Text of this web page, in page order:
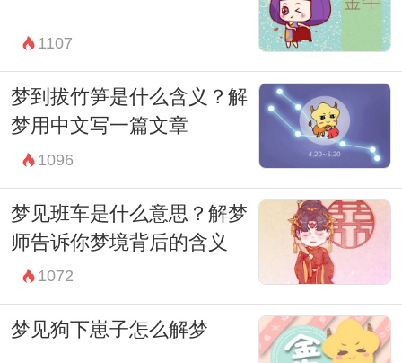
1107
梦到拔竹笋是什么含义？解
梦用中文写一篇文章
1096
梦见班车是什么意思？解梦
师告诉你梦境背后的含义
1072
梦见狗下崽子怎么解梦